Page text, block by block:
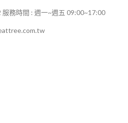
務時間 : 週一~週五 09:00~17:00